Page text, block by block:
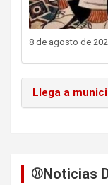
8 de agosto de
Llega a
⚾️Noticias